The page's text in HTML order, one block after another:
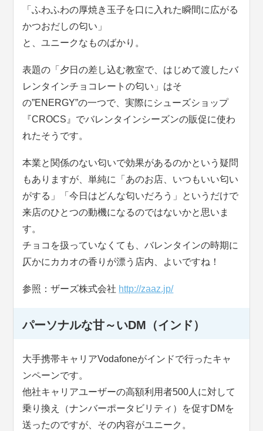
「ふわふわの厚焼き玉子を口に入れた瞬間に広がる
かつおだしの匂い」
と、ユニークなものばかり。
表題の「夕日の差し込む教室で、はじめて渡したバ
レンタインチョコレートの匂い」はそ
の”ENERGY”の一つで、実際にシューズショップ
『CROCS』でバレンタインシーズンの販促に使わ
れたそうです。
本業と関係のない匂いで効果があるのかという疑問
もありますが、単純に「あのお店、いつもいい匂い
がする」「今日はどんな匂いだろう」というだけで
来店のひとつの動機になるのではないかと思いま
す。
チョコを扱っていなくても、バレンタインの時期に
仄かにカカオの香りが漂う店内、よいですね！
参照：ザーズ株式会社 http://zaaz.jp/
パーソナルな甘～いDM（インド）
大手携帯キャリアVodafoneがインドで行ったキャ
ンペーンです。
他社キャリアユーザーの高額利用者500人に対して
乗り換え（ナンバーポータビリティ）を促すDMを
送ったのですが、その内容がユニーク。